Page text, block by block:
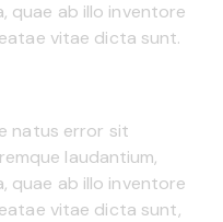
quae ab illo inventore
vitae dicta sunt.
natus error sit
laudantium,
quae ab illo inventore
vitae dicta sunt,